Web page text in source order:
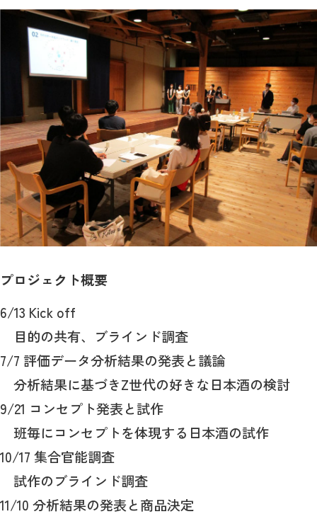
プロジェクト概要
6/13 Kick off
目的の共有、ブラインド調査
7/7 評価データ分析結果の発表と議論
分析結果に基づきZ世代の好きな日本酒の検討
9/21 コンセプト発表と試作
班毎にコンセプトを体現する日本酒の試作
10/17 集合官能調査
試作のブラインド調査
11/10 分析結果の発表と商品決定